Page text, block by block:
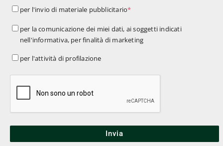
per
di
pubblicitario*
per l'invio di materiale pubblicitario*
per
comunicazione
per la comunicazione dei miei dati, ai soggetti indicati
nell'informativa, per finalità di marketing
per
di
profilazione
per l'attività di profilazione